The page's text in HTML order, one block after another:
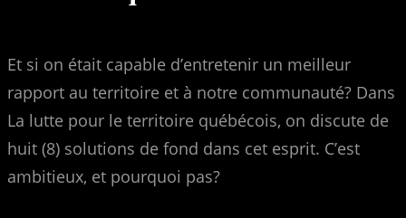
Et si on était capable d’entretenir un meilleur
rapport au territoire et à notre communauté? Dans
La lutte pour le territoire québécois, on discute de
huit (8) solutions de fond dans cet esprit. C’est
ambitieux, et pourquoi pas?